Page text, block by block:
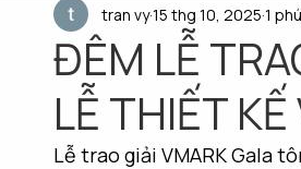
ĐÊM LỄ
LỄ THIẾT
tran vy15 thg 10, 2025 1
Lễ trao giải VMARK Gala